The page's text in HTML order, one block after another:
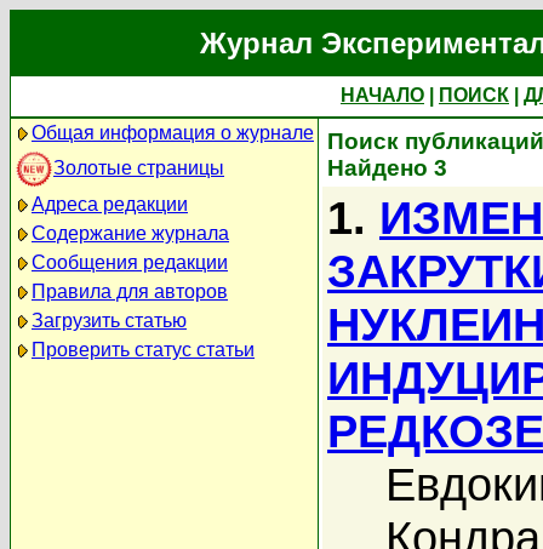
Журнал
НАЧАЛО ПОИСК
Общая информация о журнале
Золотые страницы
Адреса редакции
Содержание журнала
Сообщения редакции
Правила для авторов
Загрузить статью
Проверить статус статьи
Поиск
Найдено 3
1.